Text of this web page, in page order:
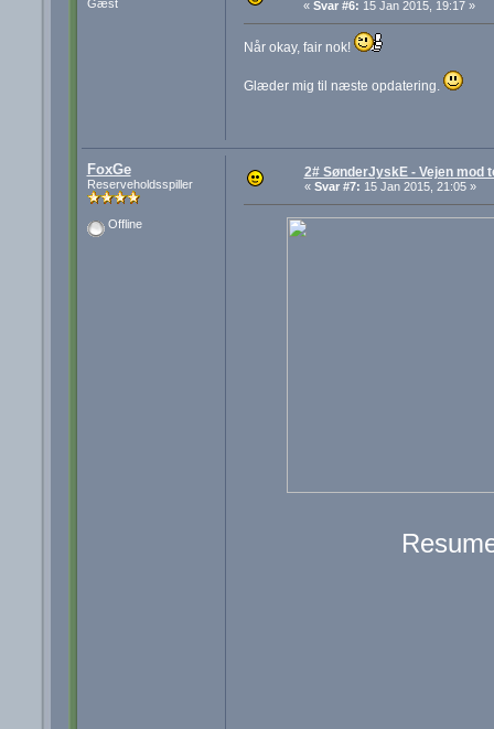
Gæst « Svar #6: 15 Jan 2015, 19:17 »
Når okay, fair nok!
Glæder mig til næste opdatering.
FoxGe
Reserveholdsspiller
Offline
2# SønderJyskE - Vejen mod
« Svar #7: 15 Jan 2015, 21:05 »